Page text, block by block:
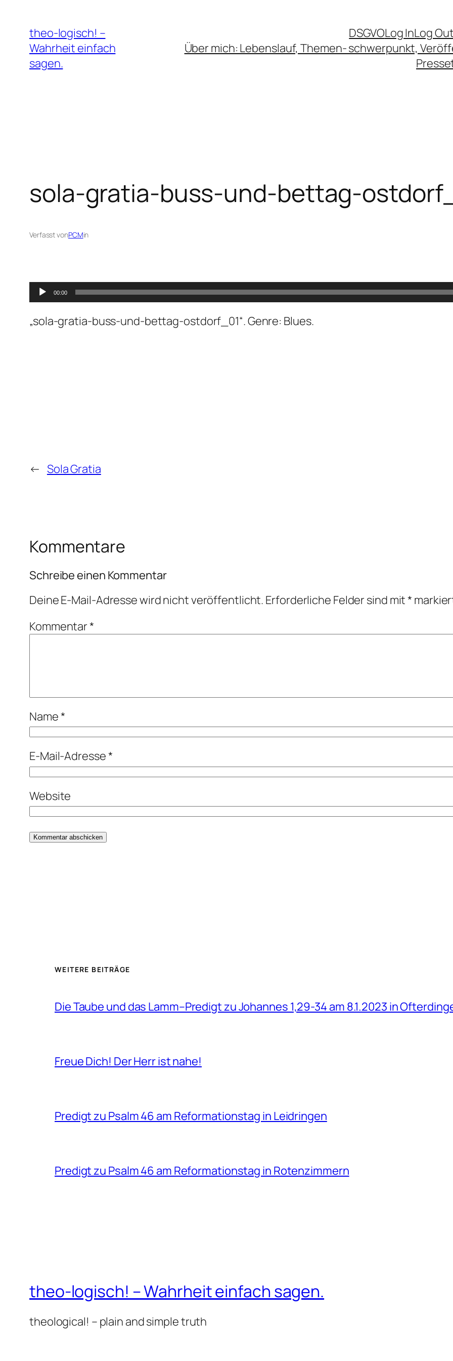
Inhalt
springen
theo-logisch! –
Wahrheit einfach
sagen.
DSGVOLog InLog
Über mich: Lebenslauf, Themen- schwerpunkt,
sola-gratia-buss-und-bettag-
Verfasst vonPCMin
Audio-
Player
00:00
„sola-gratia-buss-und-bettag-ostdorf_01“. Genre: Blues.
← Sola Gratia
Kommentare
Schreibe einen Kommentar
Deine E-Mail-Adresse wird nicht veröffentlicht. Erforderliche Felder sind mit*
Kommentar*
Name*
E-Mail-Adresse*
Website
WEITERE BEITRÄGE
Die Taube und das Lamm–Predigt zu Johannes 1,29-34 am 8.1.2023 in
Freue Dich! Der Herr ist nahe!
Predigt zu Psalm 46 am Reformationstag in Leidringen
Predigt zu Psalm 46 am Reformationstag in Rotenzimmern
theo-logisch! – Wahrheit einfach sagen.
theological! – plain and simple truth